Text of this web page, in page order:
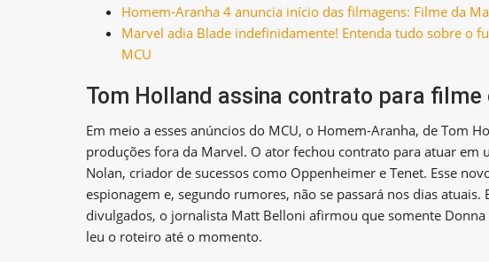
Homem-Aranha 4 anuncia início das filmagens: Filme da
Marvel adia Blade indefinidamente! Entenda tudo sobre o
MCU
Tom Holland assina contrato para
Em meio a esses anúncios do MCU, o Homem-Aranha, de Tom
produções fora da Marvel. O ator fechou contrato para atuar
Nolan, criador de sucessos como Oppenheimer e Tenet. Esse
espionagem e, segundo rumores, não se passará nos dias
divulgados, o jornalista Matt Belloni afirmou que somente
leu o roteiro até o momento.